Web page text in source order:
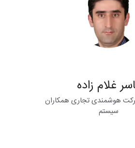
غلام زاده
هوشمندی تجاری همکاران
سیستم